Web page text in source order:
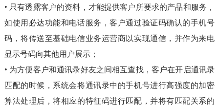
• 只有透露客户的资料，才能提供客户所要求的产品和服务，
如使用必达功能和电话服务，客户通过验证码确认的手机号
码，将传送至基础电信业务运营商以实现通信，并作为来电
显示号码向其他用户展示；
• 为方便客户和通讯录好友之间相互查找，客户在开启通讯录
匹配的时候，系统会将通讯录中的手机号进行高强度的加密
算法处理后，将相应的特征码进行匹配，并将有匹配关系的